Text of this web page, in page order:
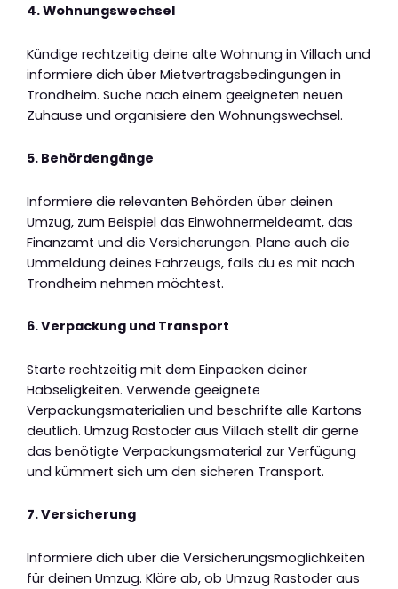
4. Wohnungswechsel
Kündige rechtzeitig deine alte Wohnung in Villach und
informiere dich über Mietvertragsbedingungen in
Trondheim. Suche nach einem geeigneten neuen
Zuhause und organisiere den Wohnungswechsel.
5. Behördengänge
Informiere die relevanten Behörden über deinen
Umzug, zum Beispiel das Einwohnermeldeamt, das
Finanzamt und die Versicherungen. Plane auch die
Ummeldung deines Fahrzeugs, falls du es mit nach
Trondheim nehmen möchtest.
6. Verpackung und Transport
Starte rechtzeitig mit dem Einpacken deiner
Habseligkeiten. Verwende geeignete
Verpackungsmaterialien und beschrifte alle Kartons
deutlich. Umzug Rastoder aus Villach stellt dir gerne
das benötigte Verpackungsmaterial zur Verfügung
und kümmert sich um den sicheren Transport.
7. Versicherung
Informiere dich über die Versicherungsmöglichkeiten
für deinen Umzug. Kläre ab, ob Umzug Rastoder aus